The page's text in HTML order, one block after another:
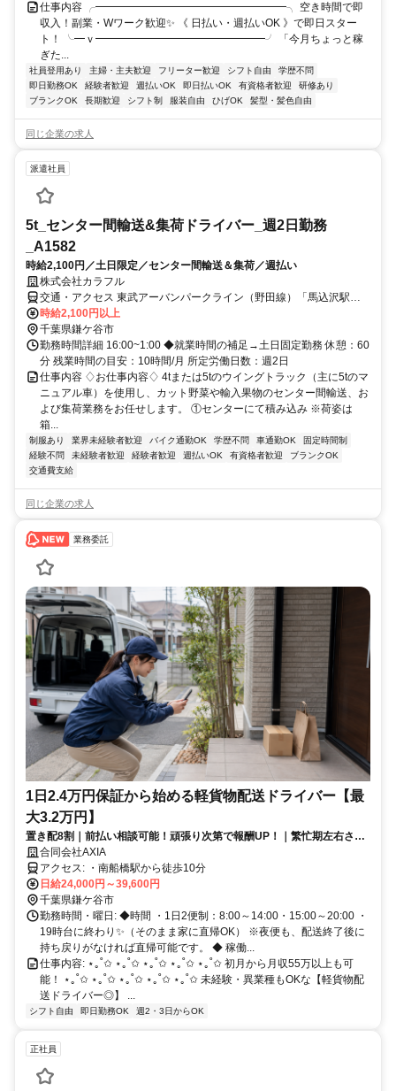
仕事内容 ╭━━━━━━━━━━━━━━━━━━╮ 空き時間で即
収入！副業・Wワーク歓迎✨ 《 日払い・週払いOK 》で即日スター
ト！ ╰━ｖ━━━━━━━━━━━━━━━━╯ 「今月ちょっと稼
ぎた...
社員登用あり 主婦・主夫歓迎 フリーター歓迎 シフト自由
学歴不問
即日勤務OK
経験者歓迎 週払いOK 即日払いOK 有資格者歓迎
研修あり
ブランクOK
長期歓迎 シフト制 服装自由 ひげOK 髪型・髪色自由
同じ企業の求人
派遣社員
5t_センター間輸送&集荷ドライバー_週2日勤務
_A1582
時給2,100円／土日限定／センター間輸送＆集荷／週払い
株式会社カラフル
交通・アクセス 東武アーバンパークライン（野田線）「馬込沢駅」
より：車・バイクにて、約6分（約2.1km）
時給2,100円以上
千葉県鎌ケ谷市
勤務時間詳細 16:00~1:00 ◆就業時間の補足→土日固定勤務 休憩：60
分 残業時間の目安：10時間/月 所定労働日数：週2日
仕事内容 ♢お仕事内容♢ 4tまたは5tのウイングトラック（主に5tのマ
ニュアル車）を使用し、カット野菜や輸入果物のセンター間輸送、お
よび集荷業務をお任せします。 ①センターにて積み込み ※荷姿は
箱...
制服あり 業界未経験者歓迎 バイク通勤OK 学歴不問 車通勤OK
固定時間制
経験不問
未経験者歓迎 経験者歓迎 週払いOK 有資格者歓迎
ブランクOK
交通費支給
同じ企業の求人
業務委託
1日2.4万円保証から始める軽貨物配送ドライバー【最
大3.2万円】
置き配8割｜前払い相談可能！頑張り次第で報酬UP！｜繁忙期左右され
ない報酬
合同会社AXIA
アクセス: ・南船橋駅から徒歩10分
日給24,000円～39,600円
千葉県鎌ケ谷市
勤務時間・曜日: ◆時間 ・1日2便制：8:00～14:00・15:00～20:00 ・
19時台に終わり✨（そのまま家に直帰OK） ※夜便も、配送終了後に
持ち戻りがなければ直帰可能です。 ◆ 稼働...
仕事内容: ⋆｡˚✩ ⋆｡˚✩ ⋆｡˚✩ ⋆｡˚✩ ⋆｡˚✩ 初月から月収55万以上も可
能！ ⋆｡˚✩ ⋆｡˚✩ ⋆｡˚✩ ⋆｡˚✩ ⋆｡˚✩ 未経験・異業種もOKな【軽貨物配
送ドライバー◎】 ...
シフト自由 即日勤務OK 週2・3日からOK
正社員